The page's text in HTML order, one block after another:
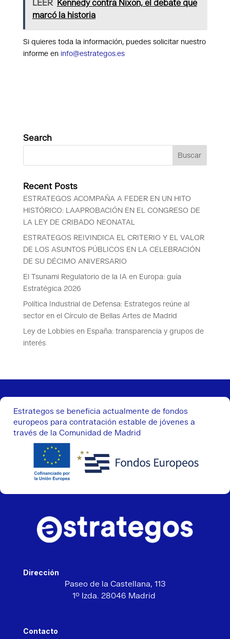
LEER Kennedy contra Nixon, el debate que
marcó la historia
Si quieres toda la información, puedes solicitar nuestro
informe en info@estrategos.es
Search
Recent Posts
ESTRATEGOS ACOMPAÑA A FEDER EN UN HITO
HISTÓRICO: LAAPROBACIÓN EN EL CONGRESO DE
LA LEY DE CRIBADO NEONATAL
ESTRATEGOS REIVINDICA EL CRITERIO Y EL VALOR
DE LOS ASUNTOS PÚBLICOS EN LA CELEBRACIÓN
DE SU DÉCIMO ANIVERSARIO
El Tsunami Regulatorio de la IA en Europa: guía
Estratégica 2026
Política Industrial de Defensa: Estrategos reúne al
sector en el Círculo de Bellas Artes de Madrid
Ley de Lobbies en España: transparencia y grupos de
interés
Estrategos se beneficia actualmente de fondos
europeos para contratación estable de jóvenes a
través de la Comunidad de Madrid
Dirección
Paseo de la Castellana, 113
1º Izda. 28046 Madrid
Contacto